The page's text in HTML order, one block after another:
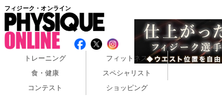
フィジーク・オンライン
トレーニング
フィットネス
食・健康
スペシャリスト
コンテスト
ショッピング